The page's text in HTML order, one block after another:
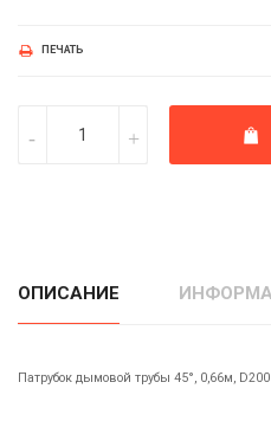
ПЕЧАТЬ
ОПИСАНИЕ
Патрубок дымовой трубы 45°, 0,66м,